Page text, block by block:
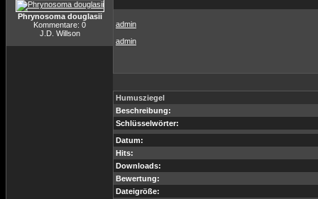
Phrynosoma douglasii
Kommentare: 0
J.D. Willson
admin
admin
Humusziegel
Beschreibung:
Schlüsselwörter:
Datum:
Hits:
Downloads:
Bewertung:
Dateigröße: